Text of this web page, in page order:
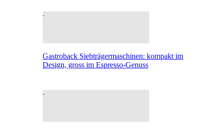
Gastroback Siebträgermaschinen: kompakt im
Design, gross im Espresso-Genuss